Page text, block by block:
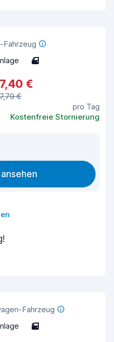
Fahrzeug
4
7,40 €
7,79 €
pro Tag
Kostenfreie Stornierung
Fahrzeug
5